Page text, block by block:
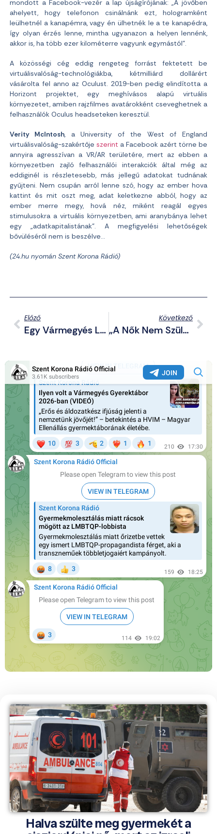
mondott a Facebook-vezér a lap újságírójának: „A jövőben
ahelyett, hogy telefonon csinálnánk ezt, hologramként
leülhetnél a kanapémra, vagy én ülhetnék le a te kanapédra,
így olyan érzés lenne, mintha ugyanazon a helyen lennénk,
akkor is, ha több ezer kilométerre vagyunk egymástól”.
A közösségi cég eddig rengeteg forrást fektetett be
virtuálisvalóság-technológiákba, kétmilliárd dollárért
vásárolta fel anno az Oculust. 2019-ben pedig elindította a
Horizont projektet, egy meghívásos alapú virtuális
környezetet, amiben rajzfilmes avatárokként cseveghetnek a
felhasználók Oculus headseteken keresztül.
Verity McIntosh, a University of the West of England
virtuálisvalóság-szakértője szerint a Facebook azért törne be
annyira agresszívan a VR/AR területére, mert az ebben a
környezetben zajló felhasználói interakciók által még az
eddiginél is részletesebb, más jellegű adatokat tudnának
gyűjteni. Nem csupán arról lenne szó, hogy az ember hova
kattint és mit oszt meg, adat keletkezne abból, hogy az
ember merre megy, hová néz, miként reagál egyes
stimulusokra a virtuális környezetben, ami aranybánya lehet
egy „adatkapitalistának”. A megfigyelési lehetőségek
bővüléséről nem is beszélve…
(24.hu nyomán Szent Korona Rádió)
Előző
Egy Vármegyés Lány: A Degeneráltság Lenne A Jövő?
Következő
„A Nők Nem Szülhetnek, Mert A Bolygó Megmentése Fontosabb, Mint A Család” – Kitálalt A Szcientológia Egyház Egykori Tagja
Halva szülte meg gyermekét a